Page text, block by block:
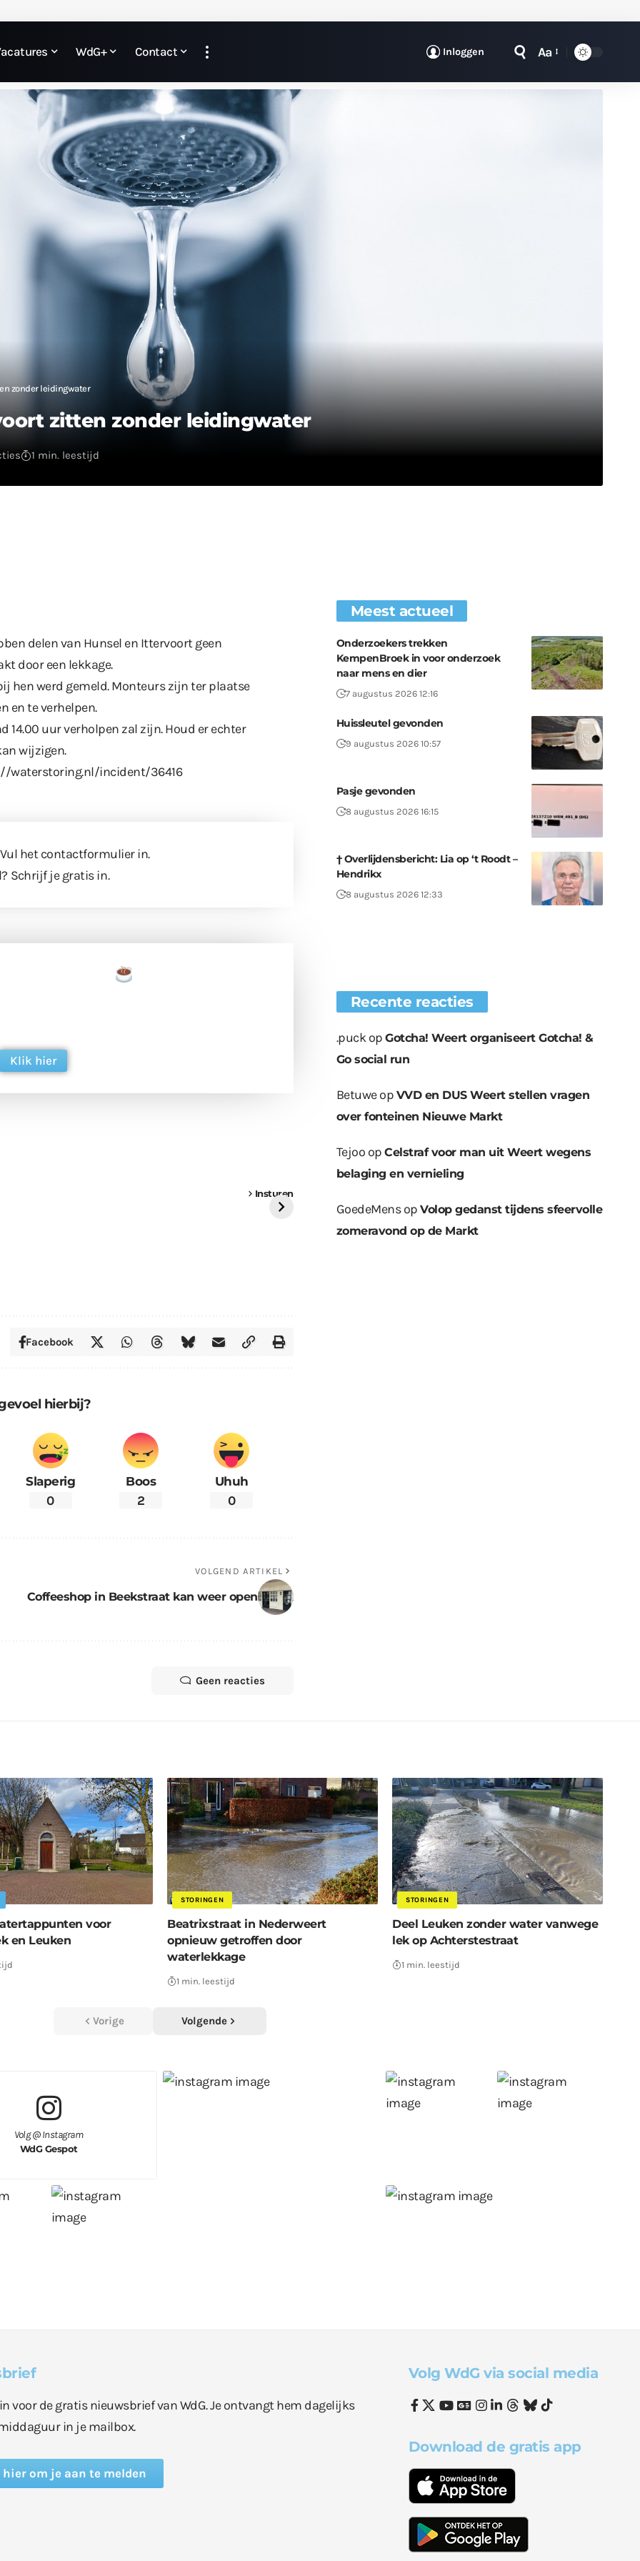
WdG+ Contact Inloggen Aa
zonder leidingwater
zitten zonder leidingwater
1 min. leestijd
delen van Hunsel en Ittervoort geen
door een lekkage.
hen werd gemeld. Monteurs zijn ter plaatse
en te verhelpen.
14.00 uur verholpen zal zijn. Houd er echter
wijzigen.
waterstoring.nl/incident/36416
het contactformulierin.
Schrijf je gratis in.
Klik hier
Insturen
Nieuwe bomen
Stationsplein
Wat er in kan, kan er
Leuken
Facebook
hierbij?
Slaperig
0
Boos
2
Uhuh
0
VOLGEND ARTIKEL
Coffeeshop in Beekstraat kan weer open
Geen reacties
Meest actueel
Onderzoekers trekken
KempenBroek in voor onderzoek
naar mens en dier
7 augustus 2026 12:16
Huissleutel gevonden
9 augustus 2026 10:57
Pasje gevonden
8 augustus 2026 16:15
† Overlijdensbericht: Lia op ‘t Roodt –
Hendrikx
8 augustus 2026 12:33
Recente reacties
.puckopGotcha! Weert organiseert Gotcha! &
Go social run
Betuweop VVD en DUS Weert stellen vragen
over fonteinen Nieuwe Markt
Tejoo opCelstraf voor man uit Weert wegens
belaging en vernieling
GoedeMensopVolop gedanst tijdens sfeervolle
zomeravond op de Markt
voor
en Leuken
STORINGEN
Beatrixstraat in Nederweert
opnieuw getroffen door
waterlekkage
1 min. leestijd
STORINGEN
Deel Leuken zonder water vanwege
lek op Achterstestraat
1 min. leestijd
Vorige Volgende
Volg @ Instagram
WdG Gespot
voor de gratis nieuwsbrief van WdG. Je ontvangt hem dagelijks
in je mailbox.
om je aan te melden
Volg WdG via social media
Download de gratis app